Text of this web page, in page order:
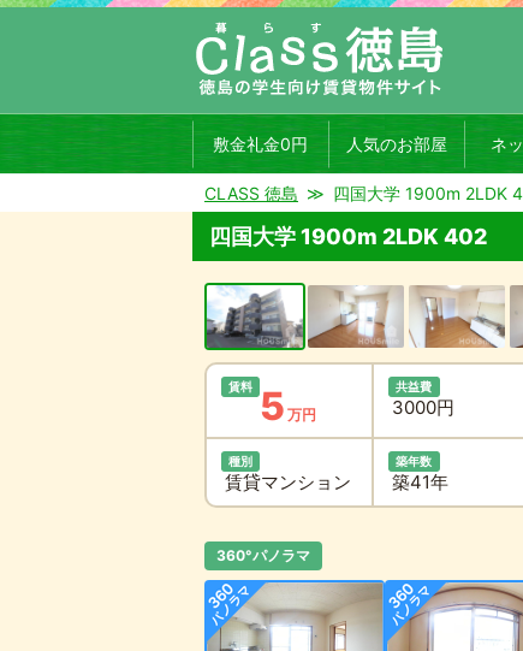
敷金礼金0円 人気のお部屋 ネ
CLASS 徳島 四国大学 1900m 2LDK
四国大学 1900m 2LDK 402
賃料 5 万円
共益費
3000円
種別
賃貸マンション
築年数
築41年
360°パノラマ